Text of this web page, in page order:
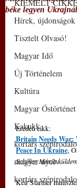
KIEMELT
Hírek, újdonságok
Tisztelt Olvasó!
Magyar Idő
Új Történelem
Kultúra
Magyar Őstörténet
Kakukk
kortárs
magyar nyelv
kortárs
béke legyen
Eredeti cikk:
Britain Needs
Peace In Ukraine,
Schiller Mária
Keir Starmer